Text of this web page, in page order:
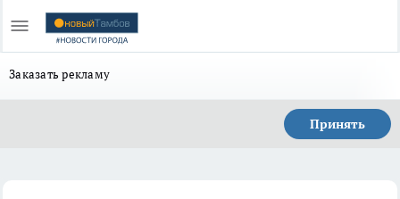
Заказать рекламу
Принять